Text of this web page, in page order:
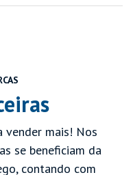
vender mais! Nos
se beneficiam da
contando com